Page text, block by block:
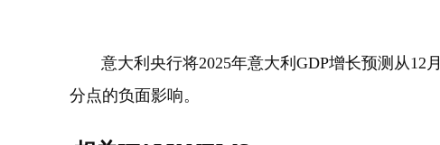
意大利央行将2025年意大利GDP增长预测从12月
分点的负面影响。